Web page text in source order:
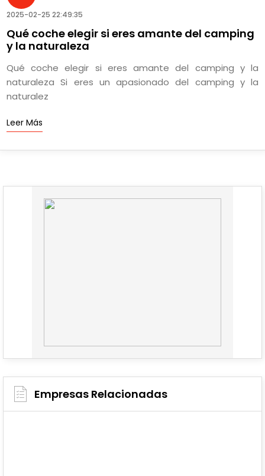
2025-02-25 22:49:35
Qué coche elegir si eres amante del camping
y la naturaleza
Qué coche elegir si eres amante del camping y la
naturaleza Si eres un apasionado del camping y la
naturalez
Leer Más
Empresas Relacionadas